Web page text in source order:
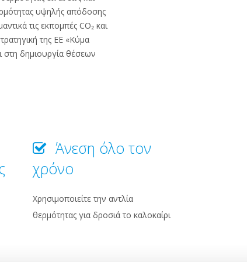
υψηλής απόδοσης
τις εκπομπές CO₂ και
της ΕΕ «Κύμα
στη δημιουργία θέσεων
Άνεση όλο τον
χρόνο
Χρησιμοποιείτε την αντλία
θερμότητας για δροσιά το καλοκαίρι